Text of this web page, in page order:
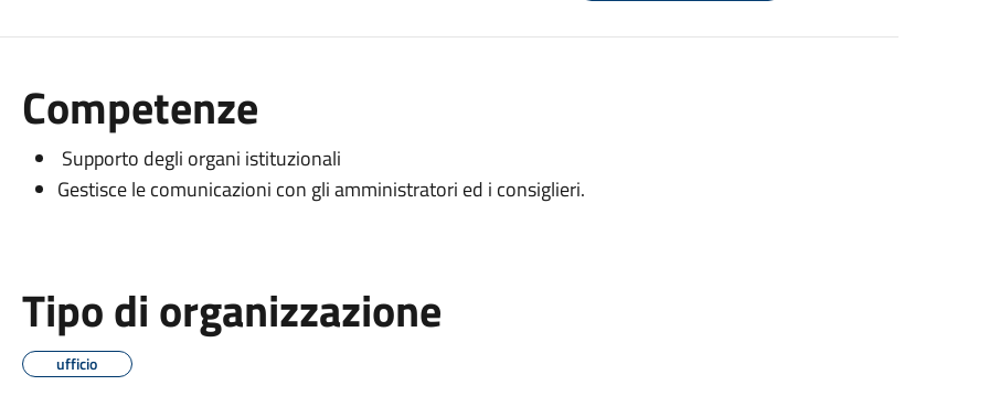
Competenze
Supporto degli organi istituzionali
Gestisce le comunicazioni con gli amministratori ed i consiglieri.
Tipo di organizzazione
ufficio